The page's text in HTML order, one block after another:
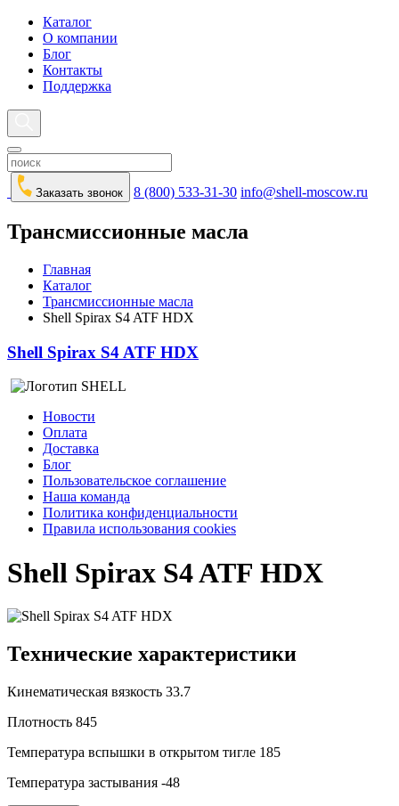
Каталог
О компании
Блог
Контакты
Поддержка
Заказать звонок 8 (800) 533-31-30 info@shell-moscow.ru
Трансмиссионные масла
Главная
Каталог
Трансмиссионные масла
Shell Spirax S4 ATF HDX
Shell Spirax S4 ATF HDX
Новости
Оплата
Доставка
Блог
Пользовательское соглашение
Наша команда
Политика конфиденциальности
Правила использования cookies
Shell Spirax S4 ATF HDX
Технические характеристики
Кинематическая вязкость 33.7
Плотность 845
Температура вспышки в открытом тигле 185
Температура застывания -48